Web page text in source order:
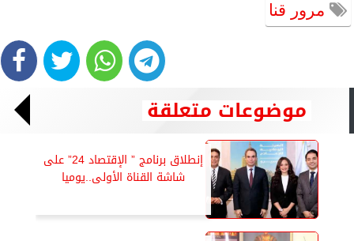
مرور قنا
موضوعات متعلقة
إنطلاق برنامج ” الإقتصاد 24” على
شاشة القناة الأولى..يوميا